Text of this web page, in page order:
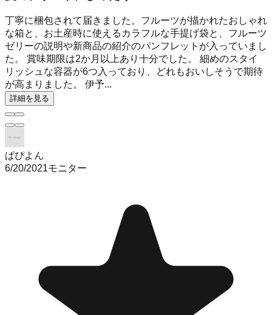
丁寧に梱包されて届きました。フルーツが描かれたおしゃれ
な箱と、お土産時に使えるカラフルな手提げ袋と、フルーツ
ゼリーの説明や新商品の紹介のパンフレットが入っていまし
た。 賞味期限は2か月以上あり十分でした。 細めのスタイ
リッシュな容器が6つ入っており、どれもおいしそうで期待
が高まりました。 伊予...
詳細を見る
ぱぴよん
6/20/2021モニター